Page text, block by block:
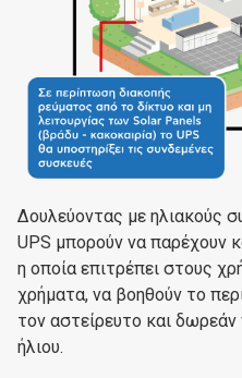
Δουλεύοντας με ηλιακούς
UPS μπορούν να παρέχουν
η οποία επιτρέπει στους
χρήματα, να βοηθούν το
τον αστείρευτο και
ήλιου.